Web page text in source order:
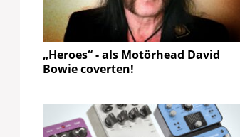
„Heroes“ - als Motörhead David
Bowie coverten!